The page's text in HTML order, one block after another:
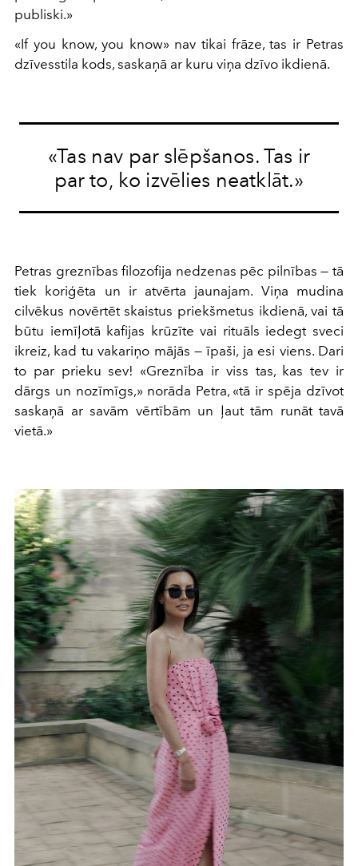
publiski.»
«If you know, you know» nav tikai frāze, tas ir Petras
dzīvesstila kods, saskaņā ar kuru viņa dzīvo ikdienā.
«Tas nav par slēpšanos. Tas ir
par to, ko izvēlies neatklāt.»
Petras greznības filozofija nedzenas pēc pilnības — tā
tiek koriģēta un ir atvērta jaunajam. Viņa mudina
cilvēkus novērtēt skaistus priekšmetus ikdienā, vai tā
būtu iemīļotā kafijas krūzīte vai rituāls iedegt sveci
ikreiz, kad tu vakariņo mājās — īpaši, ja esi viens. Dari
to par prieku sev! «Greznība ir viss tas, kas tev ir
dārgs un nozīmīgs,» norāda Petra, «tā ir spēja dzīvot
saskaņā ar savām vērtībām un ļaut tām runāt tavā
vietā.»